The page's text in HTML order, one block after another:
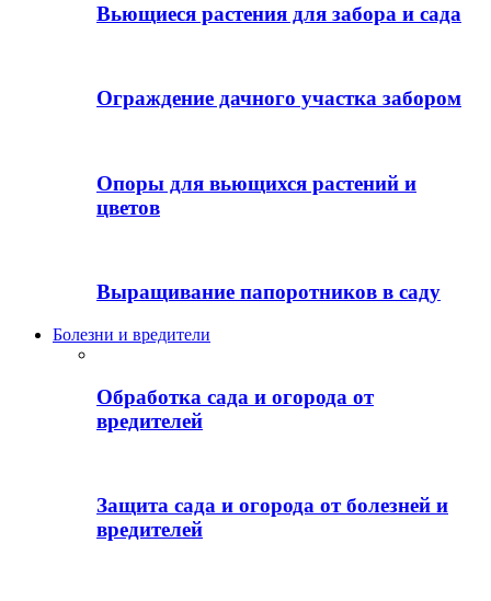
Вьющиеся растения для забора и сада
Ограждение дачного участка забором
Опоры для вьющихся растений и
цветов
Выращивание папоротников в саду
Болезни и вредители
Обработка сада и огорода от
вредителей
Защита сада и огорода от болезней и
вредителей